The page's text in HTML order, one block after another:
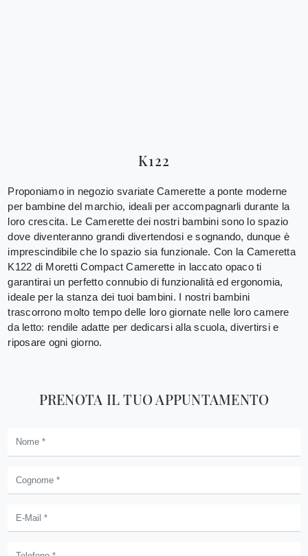
K122
Proponiamo in negozio svariate Camerette a ponte moderne
per bambine del marchio, ideali per accompagnarli durante la
loro crescita. Le Camerette dei nostri bambini sono lo spazio
dove diventeranno grandi divertendosi e sognando, dunque è
imprescindibile che lo spazio sia funzionale. Con la Cameretta
K122 di Moretti Compact Camerette in laccato opaco ti
garantirai un perfetto connubio di funzionalità ed ergonomia,
ideale per la stanza dei tuoi bambini. I nostri bambini
trascorrono molto tempo delle loro giornate nelle loro camere
da letto: rendile adatte per dedicarsi alla scuola, divertirsi e
riposare ogni giorno.
PRENOTA IL TUO APPUNTAMENTO